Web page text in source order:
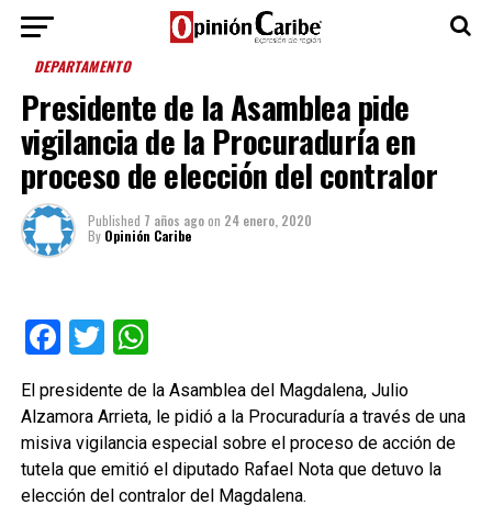
DEPARTAMENTO
Presidente de la Asamblea pide
vigilancia de la Procuraduría en
proceso de elección del contralor
Published 7 años agoon 24 enero, 2020
By Opinión Caribe
Facebook
TwitterWhatsApp
El presidente de la Asamblea del Magdalena, Julio
Alzamora Arrieta, le pidió a la Procuraduría a través de una
misiva vigilancia especial sobre el proceso de acción de
tutela que emitió el diputado Rafael Nota que detuvo la
elección del contralor del Magdalena.